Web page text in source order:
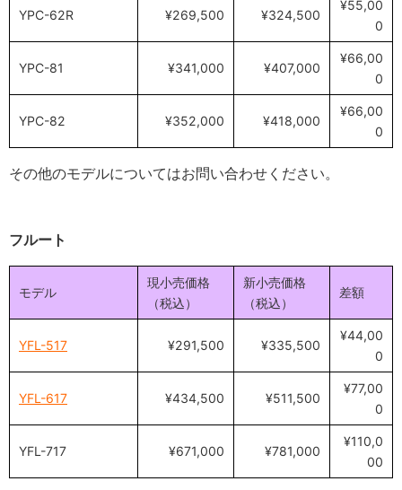
YPC-62R ¥269,500 ¥324,500
¥55,00
0
YPC-81 ¥341,000 ¥407,000
¥66,00
0
YPC-82 ¥352,000 ¥418,000
¥66,00
0
その他のモデルについてはお問い合わせください。
フルート
モデル
現小売価格
（税込）
新小売価格
（税込）
差額
YFL-517 ¥291,500 ¥335,500
¥44,00
0
YFL-617 ¥434,500 ¥511,500
¥77,00
0
YFL-717 ¥671,000 ¥781,000
¥110,0
00